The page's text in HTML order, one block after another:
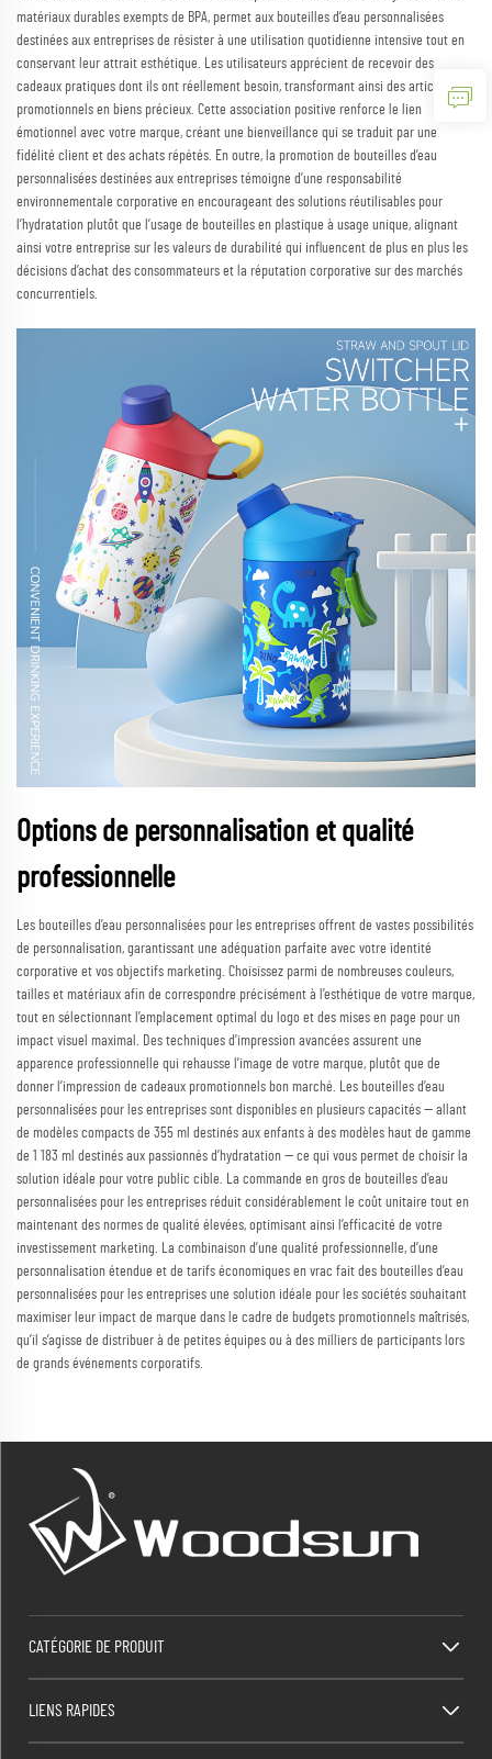
matériaux durables exempts de BPA, permet aux bouteilles d’eau personnalisées
destinées aux entreprises de résister à une utilisation quotidienne intensive tout en
conservant leur attrait esthétique. Les utilisateurs apprécient de recevoir des
cadeaux pratiques dont ils ont réellement besoin, transformant ainsi des articles
promotionnels en biens précieux. Cette association positive renforce le lien
émotionnel avec votre marque, créant une bienveillance qui se traduit par une
fidélité client et des achats répétés. En outre, la promotion de bouteilles d’eau
personnalisées destinées aux entreprises témoigne d’une responsabilité
environnementale corporative en encourageant des solutions réutilisables pour
l’hydratation plutôt que l’usage de bouteilles en plastique à usage unique, alignant
ainsi votre entreprise sur les valeurs de durabilité qui influencent de plus en plus les
décisions d’achat des consommateurs et la réputation corporative sur des marchés
concurrentiels.
Options de personnalisation et qualité
professionnelle
Les bouteilles d’eau personnalisées pour les entreprises offrent de vastes possibilités
de personnalisation, garantissant une adéquation parfaite avec votre identité
corporative et vos objectifs marketing. Choisissez parmi de nombreuses couleurs,
tailles et matériaux afin de correspondre précisément à l’esthétique de votre marque,
tout en sélectionnant l’emplacement optimal du logo et des mises en page pour un
impact visuel maximal. Des techniques d’impression avancées assurent une
apparence professionnelle qui rehausse l’image de votre marque, plutôt que de
donner l’impression de cadeaux promotionnels bon marché. Les bouteilles d’eau
personnalisées pour les entreprises sont disponibles en plusieurs capacités — allant
de modèles compacts de 355 ml destinés aux enfants à des modèles haut de gamme
de 1 183 ml destinés aux passionnés d’hydratation — ce qui vous permet de choisir la
solution idéale pour votre public cible. La commande en gros de bouteilles d’eau
personnalisées pour les entreprises réduit considérablement le coût unitaire tout en
maintenant des normes de qualité élevées, optimisant ainsi l’efficacité de votre
investissement marketing. La combinaison d’une qualité professionnelle, d’une
personnalisation étendue et de tarifs économiques en vrac fait des bouteilles d’eau
personnalisées pour les entreprises une solution idéale pour les sociétés souhaitant
maximiser leur impact de marque dans le cadre de budgets promotionnels maîtrisés,
qu’il s’agisse de distribuer à de petites équipes ou à des milliers de participants lors
de grands événements corporatifs.
CATÉGORIE DE PRODUIT
LIENS RAPIDES